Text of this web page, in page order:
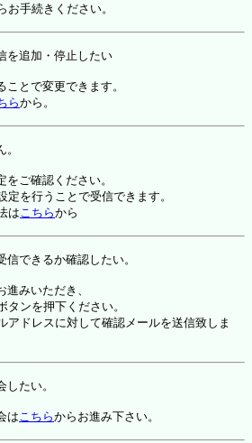
お手続きください。
を追加・停止したい
とで変更できます。
らから。
ご確認ください。
定を行うことで受信できます。
はこちらから
できるか確認したい。
進みいただき、
タンを押下ください。
アドレスに対して確認メールを送信致しま
たい。
はこちらからお進み下さい。